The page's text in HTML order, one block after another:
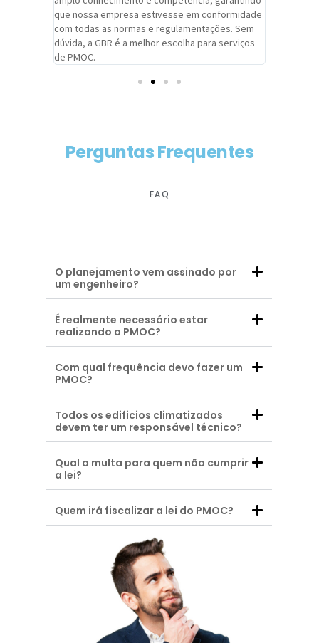
que nossa empresa estivesse em conformidade
com todas as normas e regulamentações. Sem
dúvida, a GBR é a melhor escolha para serviços
de PMOC.
Perguntas Frequentes
FAQ
O planejamento vem assinado por
um engenheiro?
É realmente necessário estar
realizando o PMOC?
Com qual frequência devo fazer um
PMOC?
Todos os edificios climatizados
devem ter um responsável técnico?
Qual a multa para quem não cumprir
a lei?
Quem irá fiscalizar a lei do PMOC?